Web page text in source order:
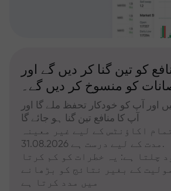
کو تین گنا کر دیں گے اور
کو منسوخ کر دیں گے۔
اور آپ کو خودکار تحفظ ملے گا اور
آپ کا منافع تین گنا ہو جائے گا
اکاؤنٹس کے لیے غیر معینہ
مدت کے لیے درست ہے 31.08.2026.
چلتا ہے: یہ خطرات کو کم کرتا
کے بغیر نتائج کو بڑھانے
میں مدد کرتا ہے